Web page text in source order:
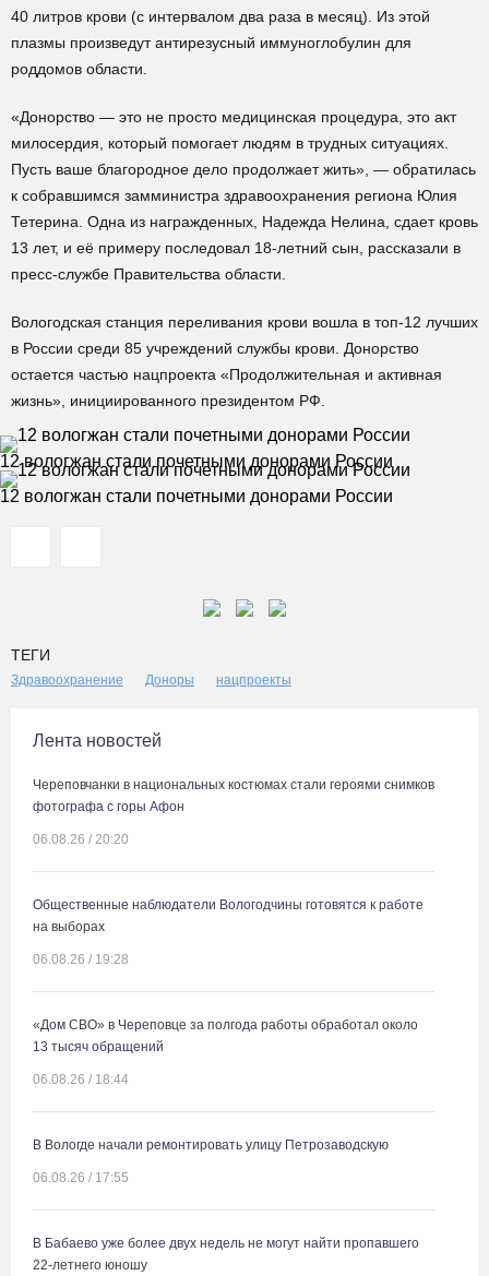
40 литров крови (с интервалом два раза в месяц). Из этой
плазмы произведут антирезусный иммуноглобулин для
роддомов области.
«Донорство — это не просто медицинская процедура, это акт
милосердия, который помогает людям в трудных ситуациях.
Пусть ваше благородное дело продолжает жить», — обратилась
к собравшимся замминистра здравоохранения региона Юлия
Тетерина. Одна из награжденных, Надежда Нелина, сдает кровь
13 лет, и её примеру последовал 18-летний сын, рассказали в
пресс-службе Правительства области.
Вологодская станция переливания крови вошла в топ-12 лучших
в России среди 85 учреждений службы крови. Донорство
остается частью нацпроекта «Продолжительная и активная
жизнь», инициированного президентом РФ.
12 вологжан стали почетными донорами России
12 вологжан стали почетными донорами России
ТЕГИ
Здравоохранение Доноры нацпроекты
Лента новостей
Череповчанки в национальных костюмах стали героями снимков
фотографа с горы Афон
06.08.26 / 20:20
Общественные наблюдатели Вологодчины готовятся к работе
на выборах
06.08.26 / 19:28
«Дом СВО» в Череповце за полгода работы обработал около
13 тысяч обращений
06.08.26 / 18:44
В Вологде начали ремонтировать улицу Петрозаводскую
06.08.26 / 17:55
В Бабаево уже более двух недель не могут найти пропавшего
22-летнего юношу